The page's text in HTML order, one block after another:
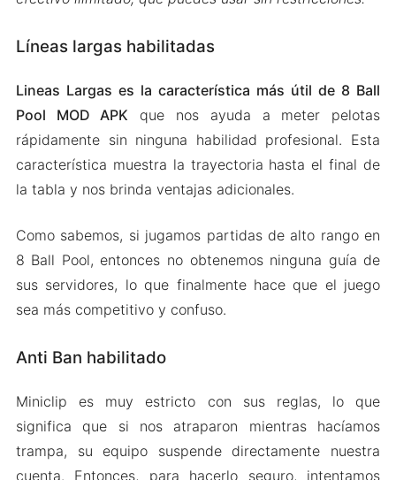
Líneas largas habilitadas
Lineas Largas es la característica más útil de 8 Ball
Pool MOD APK que nos ayuda a meter pelotas
rápidamente sin ninguna habilidad profesional. Esta
característica muestra la trayectoria hasta el final de
la tabla y nos brinda ventajas adicionales.
Como sabemos, si jugamos partidas de alto rango en
8 Ball Pool, entonces no obtenemos ninguna guía de
sus servidores, lo que finalmente hace que el juego
sea más competitivo y confuso.
Anti Ban habilitado
Miniclip es muy estricto con sus reglas, lo que
significa que si nos atraparon mientras hacíamos
trampa, su equipo suspende directamente nuestra
cuenta. Entonces, para hacerlo seguro, intentamos